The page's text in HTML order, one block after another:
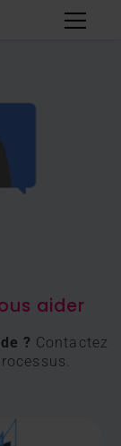
aider
? Contactez